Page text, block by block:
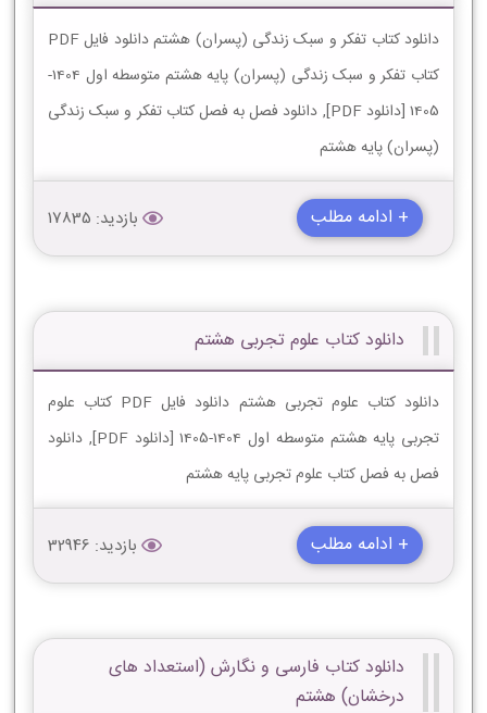
دانلود کتاب تفکر و سبک زندگی (پسران) هشتم دانلود فایل PDF
کتاب تفکر و سبک زندگی (پسران) پایه هشتم متوسطه اول 1404-
1405 [دانلود PDF], دانلود فصل به فصل کتاب تفکر و سبک زندگی
(پسران) پایه هشتم
+ ادامه مطلب بازدید: 17835
دانلود کتاب علوم تجربی هشتم
دانلود کتاب علوم تجربی هشتم دانلود فایل PDF کتاب علوم
تجربی پایه هشتم متوسطه اول 1404-1405 [دانلود PDF], دانلود
فصل به فصل کتاب علوم تجربی پایه هشتم
+ ادامه مطلب بازدید: 32946
دانلود کتاب فارسی و نگارش (استعداد های
درخشان) هشتم